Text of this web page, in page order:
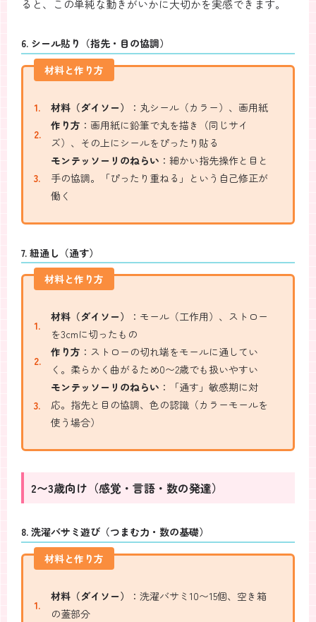
ると、この単純な動きがいかに大切かを実感できます。
6. シール貼り（指先・目の協調）
材料と作り方
材料（ダイソー）
：丸シール（カラー）、画用紙
作り方 ：画用紙に鉛筆で丸を描き（同じサイ
ズ）、その上にシールをぴったり貼る
モンテッソーリのねらい ：細かい指先操作と目と
手の協調。「ぴったり重ねる」という自己修正が
働く
7. 紐通し（通す）
材料と作り方
材料（ダイソー）
：モール（工作用）、ストロー
を3cmに切ったもの
作り方 ：ストローの切れ端をモールに通してい
く。柔らかく曲がるため0〜2歳でも扱いやすい
モンテッソーリのねらい ：「通す」敏感期に対
応。指先と目の協調、色の認識（カラーモールを
使う場合）
2〜3歳向け（感覚・言語・数の発達）
8. 洗濯バサミ遊び（つまむ力・数の基礎）
材料と作り方
材料（ダイソー）
：洗濯バサミ10〜15個、空き箱
の蓋部分